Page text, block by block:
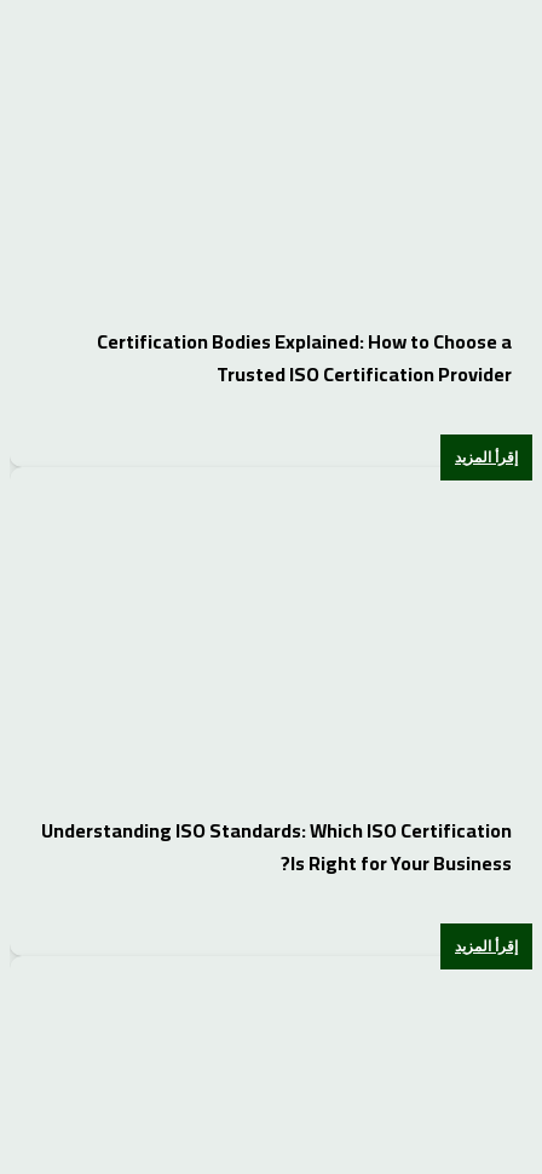
Certification Bodies Explained: How to Choose a
Trusted ISO Certification Provider
إقرأ المزيد
Understanding ISO Standards: Which ISO Certification
Is Right for Your Business?
إقرأ المزيد